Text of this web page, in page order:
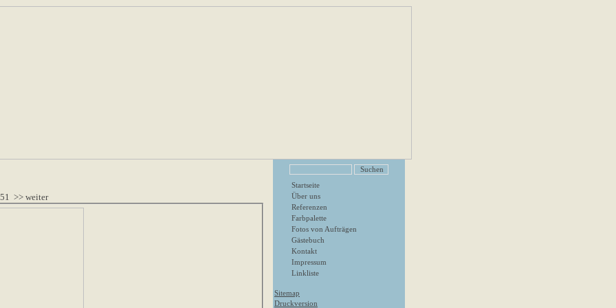
>> weiter
Startseite
Über uns
Referenzen
Farbpalette
Fotos von Aufträgen
Gästebuch
Kontakt
Impressum
Linkliste
Sitemap
Druckversion